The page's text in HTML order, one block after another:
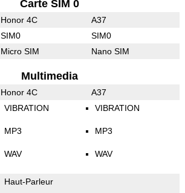
Carte SIM 0
Honor 4C A37
SIM0 SIM0
Micro SIM Nano SIM
Multimedia
Honor 4C A37
VIBRATION
MP3
WAV
VIBRATION
MP3
WAV
Haut-Parleur